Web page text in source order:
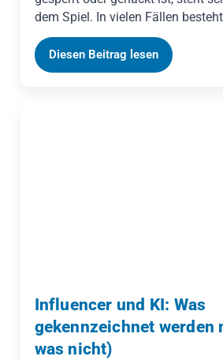
dem Spiel. In vielen Fällen
Anspruch auf Zugang zu Ihrem
Legal erklärt, was Sie sofort tun
anwaltliche Aufforderung wirkt
Diesen Beitrag lesen
Influencer und KI: Was
gekennzeichnet werden
was nicht)